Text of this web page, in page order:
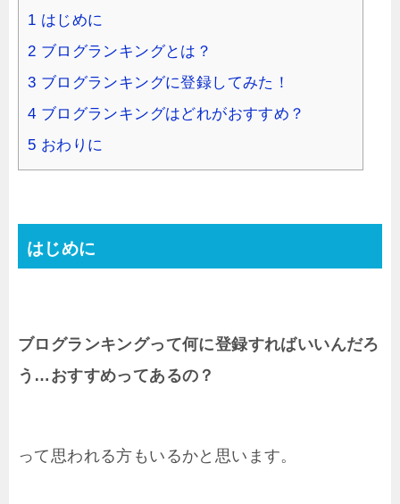
1 はじめに
2 ブログランキングとは？
3 ブログランキングに登録してみた！
4 ブログランキングはどれがおすすめ？
5 おわりに
はじめに
ブログランキングって何に登録すればいいんだろ
う…おすすめってあるの？
って思われる方もいるかと思います。